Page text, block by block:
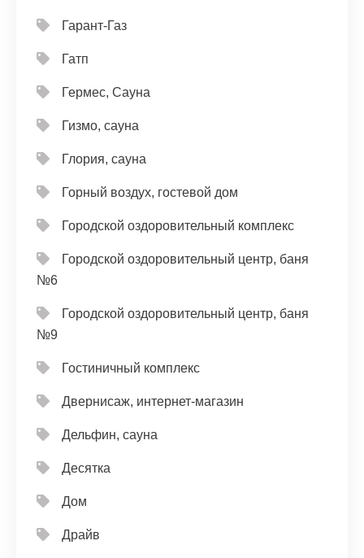
Гарант-Газ
Гатп
Гермес, Сауна
Гизмо, сауна
Глория, сауна
Горный воздух, гостевой дом
Городской оздоровительный комплекс
Городской оздоровительный центр, баня
№6
Городской оздоровительный центр, баня
№9
Гостиничный комплекс
Двернисаж, интернет-магазин
Дельфин, сауна
Десятка
Дом
Драйв